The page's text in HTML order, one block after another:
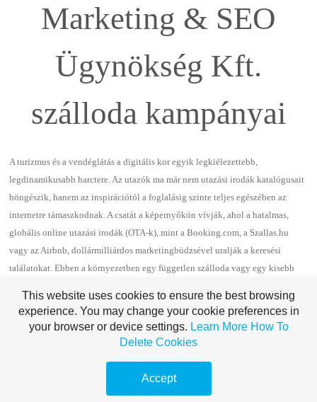
Marketing & SEO
Ügynökség Kft.
szálloda kampányai
A turizmus és a vendéglátás a digitális kor egyik legkiélezettebb,
legdinamikusabb harctere. Az utazók ma már nem utazási irodák katalógusait
böngészik, hanem az inspirációtól a foglalásig szinte teljes egészében az
internetre támaszkodnak. A csatát a képernyőkön vívják, ahol a hatalmas,
globális online utazási irodák (OTA-k), mint a Booking.com, a Szallas.hu
vagy az Airbnb, dollármilliárdos marketingbüdzsével uralják a keresési
találatokat. Ebben a környezetben egy független szálloda vagy egy kisebb
This website uses cookies to ensure the best browsing
experience. You may change your cookie preferences in
your browser or device settings. Learn More How To
Delete Cookies
Accept